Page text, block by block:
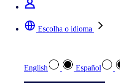
Escolha o idioma
English Español